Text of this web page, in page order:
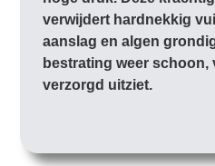
verwijdert hardnekkig
aanslag en algen
bestrating weer schoon,
verzorgd uitziet.